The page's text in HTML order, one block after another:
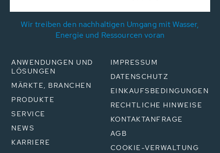
Wir treiben den nachhaltigen Umgang mit Wasser,
Energie und Ressourcen voran
ANWENDUNGEN UND
LÖSUNGEN
MÄRKTE, BRANCHEN
PRODUKTE
SERVICE
NEWS
KARRIERE
IMPRESSUM
DATENSCHUTZ
EINKAUFSBEDINGUNGEN
RECHTLICHE HINWEISE
KONTAKTANFRAGE
AGB
COOKIE-VERWALTUNG